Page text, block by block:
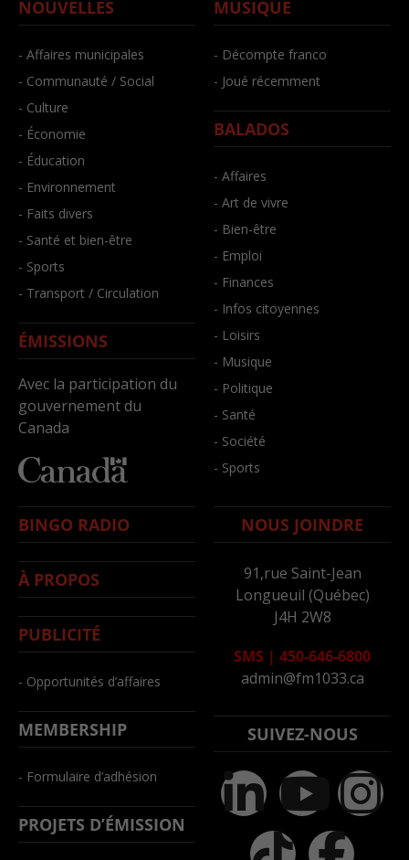
NOUVELLES
- Affaires municipales
- Communauté / Social
- Culture
- Économie
- Éducation
- Environnement
- Faits divers
- Santé et bien-être
- Sports
- Transport / Circulation
ÉMISSIONS
Avec la participation du
gouvernement du
Canada
MUSIQUE
- Décompte franco
- Joué récemment
BALADOS
- Affaires
- Art de vivre
- Bien-être
- Emploi
- Finances
- Infos citoyennes
- Loisirs
- Musique
- Politique
- Santé
- Société
- Sports
BINGO RADIO
À PROPOS
PUBLICITÉ
- Opportunités d’affaires
MEMBERSHIP
- Formulaire d’adhésion
PROJETS D’ÉMISSION
NOUS JOINDRE
91,rue Saint-Jean
Longueuil (Québec)
J4H 2W8
SMS | 450-646-6800
admin@fm1033.ca
SUIVEZ-NOUS